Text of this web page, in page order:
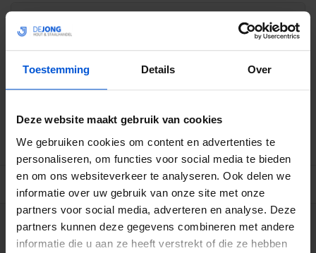
Toestemming Details Over
Deze website maakt gebruik van cookies
We gebruiken cookies om content en advertenties te
personaliseren, om functies voor social media te bieden
en om ons websiteverkeer te analyseren. Ook delen we
informatie over uw gebruik van onze site met onze
partners voor social media, adverteren en analyse. Deze
partners kunnen deze gegevens combineren met andere
informatie die u aan ze heeft verstrekt of die ze hebben
Levertijd: 10 - 20 werkdagen
Ruime voorraad in kwalitatieve producten
BESCHRIJVING
WIJ HELPEN JE GRAAG